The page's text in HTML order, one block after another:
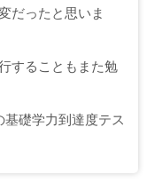
だったと思いま
することもまた勉
礎学力到達度テス